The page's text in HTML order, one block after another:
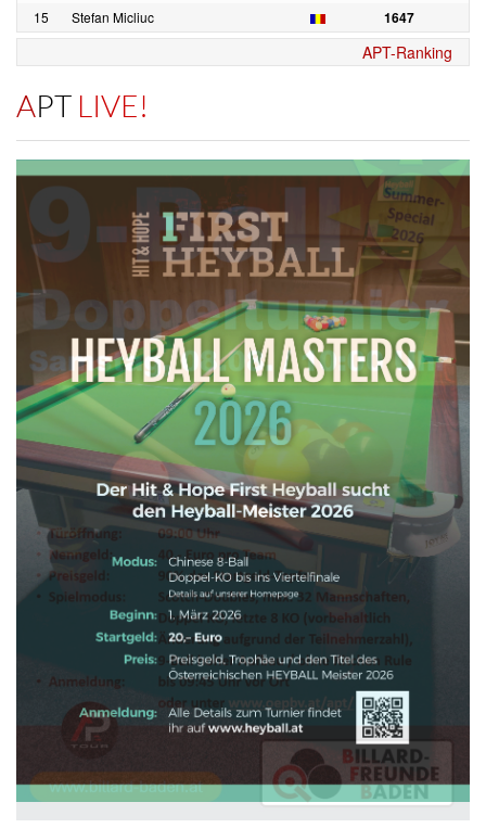
15 Stefan Micliuc 1647
APT-Ranking
APT LIVE!